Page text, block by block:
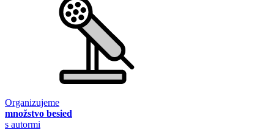
Organizujeme
množstvo besied
s autormi